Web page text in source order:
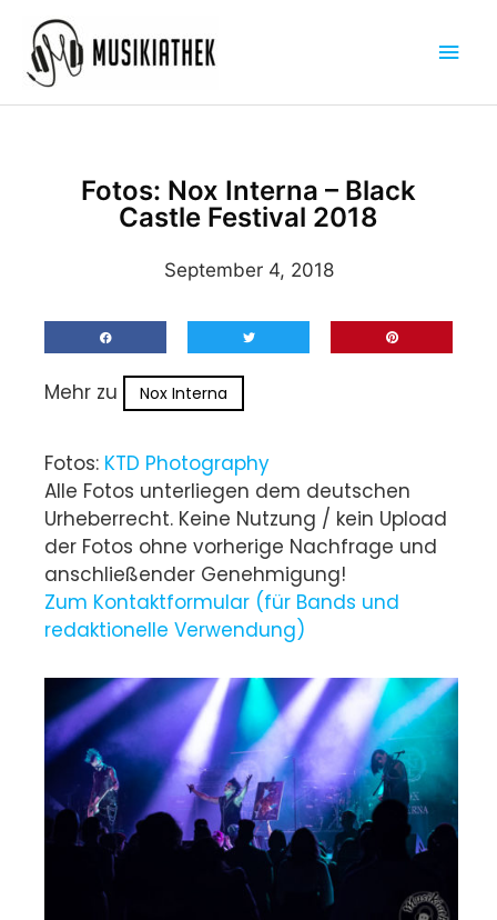
Inhalt
springen
Fotos: Nox Interna – Black
Castle Festival 2018
September 4, 2018
Mehr zu Nox Interna
Fotos: KTD Photography
Alle Fotos unterliegen dem deutschen
Urheberrecht. Keine Nutzung / kein Upload
der Fotos ohne vorherige Nachfrage und
anschließender Genehmigung!
Zum Kontaktformular (für Bands und
redaktionelle Verwendung)